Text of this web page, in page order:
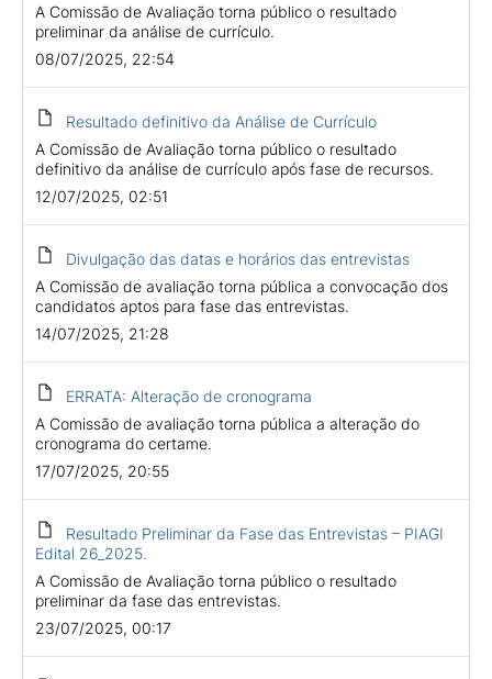
A Comissão de Avaliação torna público o resultado
preliminar da análise de currículo.
08/07/2025, 22:54
Resultado definitivo da Análise de Currículo
A Comissão de Avaliação torna público o resultado
definitivo da análise de currículo após fase de recursos.
12/07/2025, 02:51
Divulgação das datas e horários das entrevistas
A Comissão de avaliação torna pública a convocação dos
candidatos aptos para fase das entrevistas.
14/07/2025, 21:28
ERRATA: Alteração de cronograma
A Comissão de avaliação torna pública a alteração do
cronograma do certame.
17/07/2025, 20:55
Resultado Preliminar da Fase das Entrevistas – PIAGI
Edital 26_2025.
A Comissão de Avaliação torna público o resultado
preliminar da fase das entrevistas.
23/07/2025, 00:17